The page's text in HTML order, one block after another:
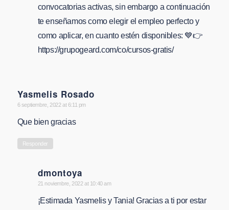
convocatorias activas, sin embargo a continuación
te enseñamos como elegir el empleo perfecto y
como aplicar, en cuanto estén disponibles: 💙👉
https://grupogeard.com/co/cursos-gratis/
Yasmelis Rosado
says:
6 septiembre, 2022 at 6:11 pm
Que bien gracias
Responder
dmontoya
says:
21 noviembre, 2022 at 10:40 am
¡Estimada Yasmelis y Tania! Gracias a ti por estar